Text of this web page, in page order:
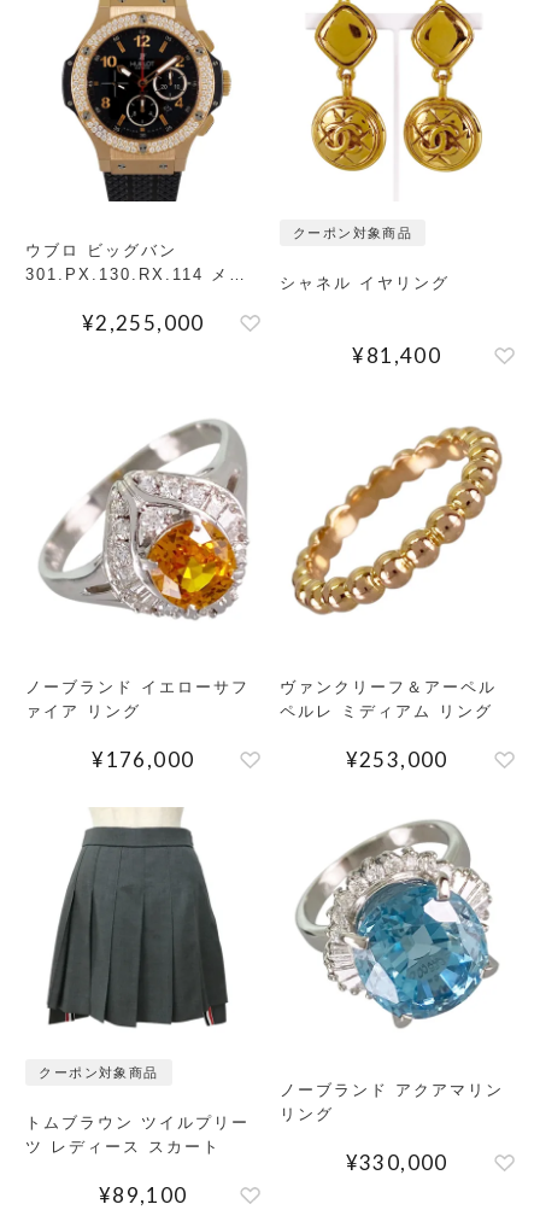
ウブロ ビッグバン
301.PX.130.RX.114 メン
¥2,255,000
クーポン対象商品
シャネル イヤリング
¥81,400
ノーブランド イエローサフ
ァイア リング
¥176,000
ヴァンクリーフ＆アーペル
ペルレ ミディアム リング
¥253,000
クーポン対象商品
トムブラウン ツイルプリー
ツ レディース スカート
¥89,100
ノーブランド アクアマリン
リング
¥330,000